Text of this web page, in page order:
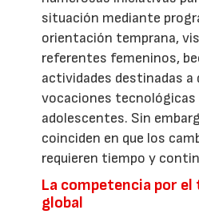
situación mediante
orientación temprana,
referentes femeninos,
actividades destinadas a
vocaciones
adolescentes. Sin
coinciden en que los
requieren tiempo y
La competencia por
global